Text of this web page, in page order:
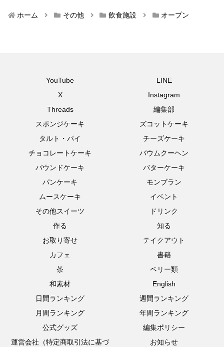
ホーム その他 飲食施設 オープン
YouTube
LINE
X
Instagram
Threads
編集部
スポンジケーキ
ズコットケーキ
タルト・パイ
チーズケーキ
チョコレートケーキ
バウムクーヘン
パウンドケーキ
バターケーキ
パンケーキ
モンブラン
ムースケーキ
イベント
その他スイーツ
ドリンク
作る
知る
お取り寄せ
テイクアウト
カフェ
書籍
茶
ベリー類
和素材
English
日間ランキング
週間ランキング
月間ランキング
年間ランキング
公式グッズ
編集ポリシー
運営会社（特定商取引法に基づ
お知らせ